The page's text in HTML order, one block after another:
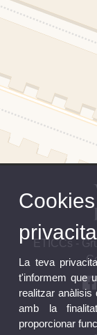
ETICCs -
La teva
t'informem que
realitzar anàlisis
amb la
proporcionar